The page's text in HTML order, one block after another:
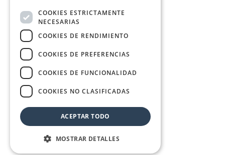
COOKIES ESTRICTAMENTE
NECESARIAS
COOKIES DE RENDIMIENTO
COOKIES DE PREFERENCIAS
COOKIES DE FUNCIONALIDAD
COOKIES NO CLASIFICADAS
ACEPTAR TODO
MOSTRAR DETALLES